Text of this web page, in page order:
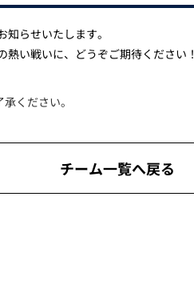
らせいたします。
い戦いに、どうぞご期待ください！
ください。
チーム一覧へ戻る